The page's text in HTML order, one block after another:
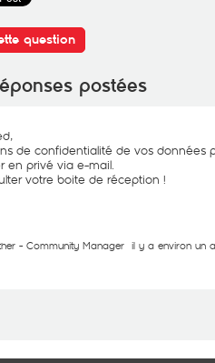
question
postées
de confidentialité de vos données
en privé via e-mail.
votre boite de réception !
- Community Manager il y a environ un